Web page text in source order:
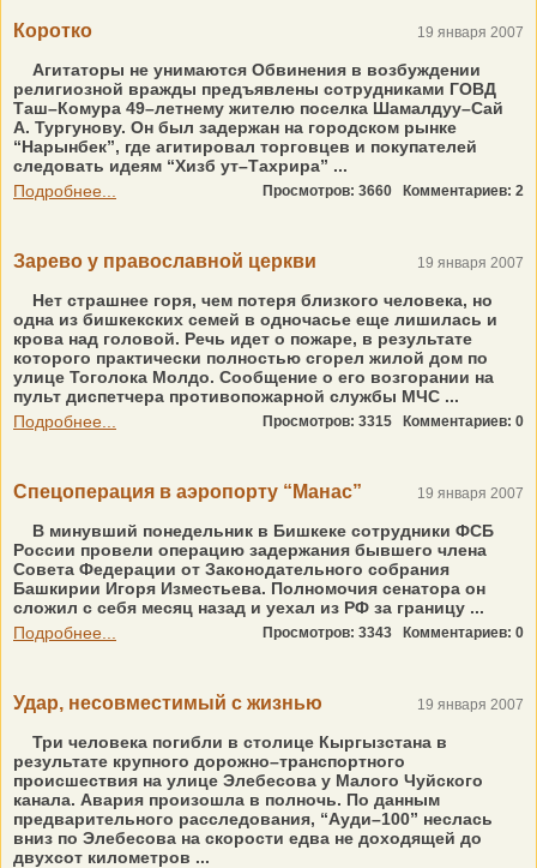
Коротко 19 января 2007
Агитаторы не унимаются Обвинения в возбуждении
религиозной вражды предъявлены сотрудниками ГОВД
Таш–Комура 49–летнему жителю поселка Шамалдуу–Сай
А. Тургунову. Он был задержан на городском рынке
“Нарынбек”, где агитировал торговцев и покупателей
следовать идеям “Хизб ут–Тахрира” ...
Подробнее...
Просмотров: 3660 Комментариев: 2
Зарево у православной церкви 19 января 2007
Нет страшнее горя, чем потеря близкого человека, но
одна из бишкекских семей в одночасье еще лишилась и
крова над головой. Речь идет о пожаре, в результате
которого практически полностью сгорел жилой дом по
улице Тоголока Молдо. Сообщение о его возгорании на
пульт диспетчера противопожарной службы МЧС ...
Подробнее...
Просмотров: 3315 Комментариев: 0
Спецоперация в аэропорту “Манас” 19 января 2007
В минувший понедельник в Бишкеке сотрудники ФСБ
России провели операцию задержания бывшего члена
Совета Федерации от Законодательного собрания
Башкирии Игоря Изместьева. Полномочия сенатора он
сложил с себя месяц назад и уехал из РФ за границу ...
Подробнее...
Просмотров: 3343 Комментариев: 0
Удар, несовместимый с жизнью 19 января 2007
Три человека погибли в столице Кыргызстана в
результате крупного дорожно–транспортного
происшествия на улице Элебесова у Малого Чуйского
канала. Авария произошла в полночь. По данным
предварительного расследования, “Ауди–100” неслась
вниз по Элебесова на скорости едва не доходящей до
двухсот километров ...